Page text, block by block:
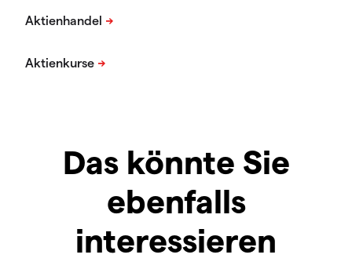
Das könnte Sie
ebenfalls
interessieren